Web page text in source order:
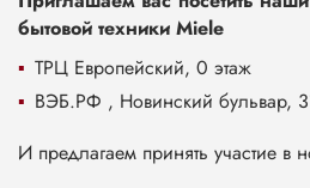
бытовой техники Miele
ТРЦ Европейский, 0 этаж
ВЭБ.РФ , Новинский бульвар,
И предлагаем принять участие в